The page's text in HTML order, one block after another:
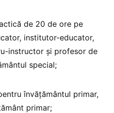
de 20 de ore pe
institutor-educator,
instructor și profesor de
special;
învățământul primar,
primar;